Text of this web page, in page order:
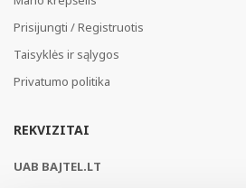
Prisijungti / Registruotis
Taisyklės ir sąlygos
Privatumo politika
REKVIZITAI
UAB BAJTEL.LT